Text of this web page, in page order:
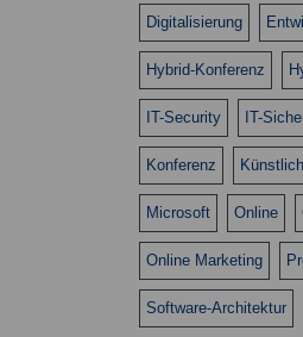
Digitalisierung
Hybrid-Konferenz
IT-Security IT-
Konferenz
Microsoft Online
Online Marketing
Software-Architektur